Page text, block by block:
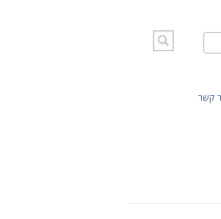
קשר